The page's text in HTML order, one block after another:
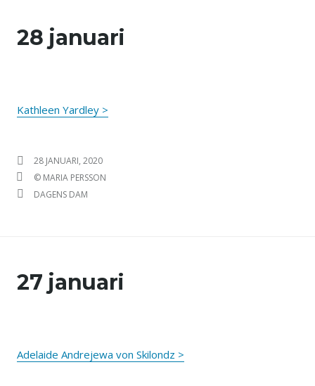
28 januari
Kathleen Yardley >
PUBLICERAT DEN
28 JANUARI, 2020
FÖRFATTARE
© MARIA PERSSON
KATEGORIER
DAGENS DAM
27 januari
Adelaide Andrejewa von Skilondz >